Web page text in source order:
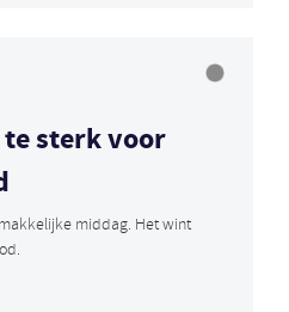
sterk voor
middag. Het wint